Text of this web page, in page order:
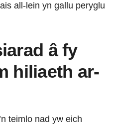
all-lein yn gallu peryglu
â fy
hiliaeth ar-
teimlo nad yw eich